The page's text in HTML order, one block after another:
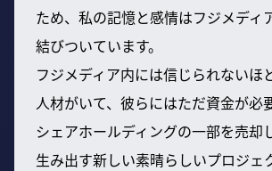
ため、私の記憶と感情はフジメディ
結びついています。
フジメディア内には信じられないほ
人材がいて、彼らにはただ資金が必
シェアホールディングの一部を売却
生み出す新しい素晴らしいプロジェ